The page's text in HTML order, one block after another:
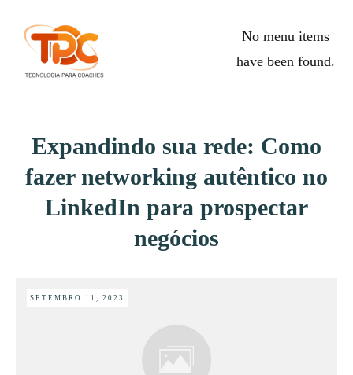
No menu items
have been found.
Expandindo sua rede: Como
fazer networking autêntico no
LinkedIn para prospectar
negócios
SETEMBRO 11, 2023